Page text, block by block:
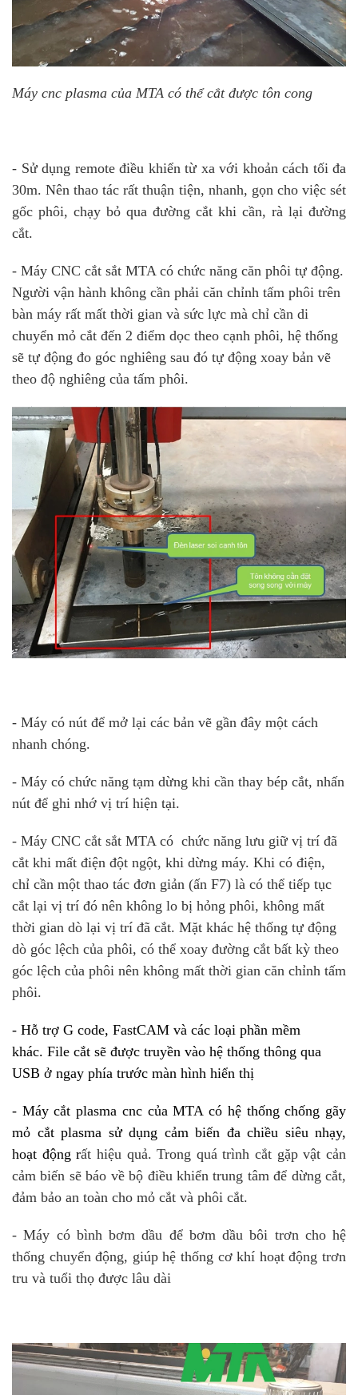
Máy cnc plasma của MTA có thể cắt được tôn cong
- Sử dụng remote điều khiển từ xa với khoản cách tối đa
30m. Nên thao tác rất thuận tiện, nhanh, gọn cho việc sét
gốc phôi, chạy bỏ qua đường cắt khi cần, rà lại đường
cắt.
- Máy CNC cắt sắt MTA có chức năng căn phôi tự động.
Người vận hành không cần phải căn chỉnh tấm phôi trên
bàn máy rất mất thời gian và sức lực mà chỉ cần di
chuyển mỏ cắt đến 2 điểm dọc theo cạnh phôi, hệ thống
sẽ tự động đo góc nghiêng sau đó tự động xoay bản vẽ
theo độ nghiêng của tấm phôi.
- Máy có nút để mở lại các bản vẽ gần đây một cách
nhanh chóng.
- Máy có chức năng tạm dừng khi cần thay bép cắt, nhấn
nút để ghi nhớ vị trí hiện tại.
- Máy CNC cắt sắt MTA có chức năng lưu giữ vị trí đã
cắt khi mất điện đột ngột, khi dừng máy. Khi có điện,
chỉ cần một thao tác đơn giản (ấn F7) là có thể tiếp tục
cắt lại vị trí đó nên không lo bị hỏng phôi, không mất
thời gian dò lại vị trí đã cắt. Mặt khác hệ thống tự động
dò góc lệch của phôi, có thể xoay đường cắt bất kỳ theo
góc lệch của phôi nên không mất thời gian căn chỉnh tấm
phôi.
- Hỗ trợ G code, FastCAM và các loại phần mềm
khác. File cắt sẽ được truyền vào hệ thống thông qua
USB ở ngay phía trước màn hình hiển thị
- Máy cắt plasma cnccủa MTA có hệ thống chống gãy
mỏ cắtplasma sử dụng cảm biến đa chiều siêu nhạy,
hoạt động rất hiệu quả.Trong quá trình cắt gặp vật cản
cảm biến sẽ báo về bộ điều khiển trung tâm để dừng cắt,
đảm bảo an toàn cho mỏ cắt và phôi cắt.
- Máy có bình bơm dầu để bơm dầu bôi trơn cho hệ
thống chuyển động, giúp hệ thống cơ khí hoạt động trơn
tru và tuổi thọ được lâu dài